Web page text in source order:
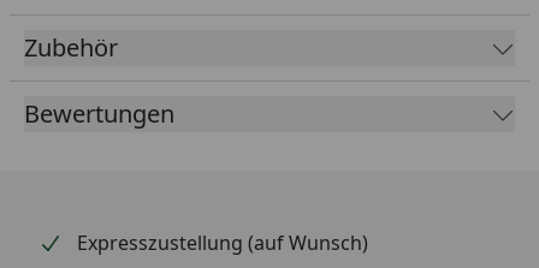
Zubehör
Bewertungen
Expresszustellung (auf Wunsch)